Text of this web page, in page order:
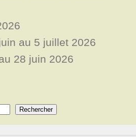
au 5 juillet 2026
28 juin 2026
Rechercher